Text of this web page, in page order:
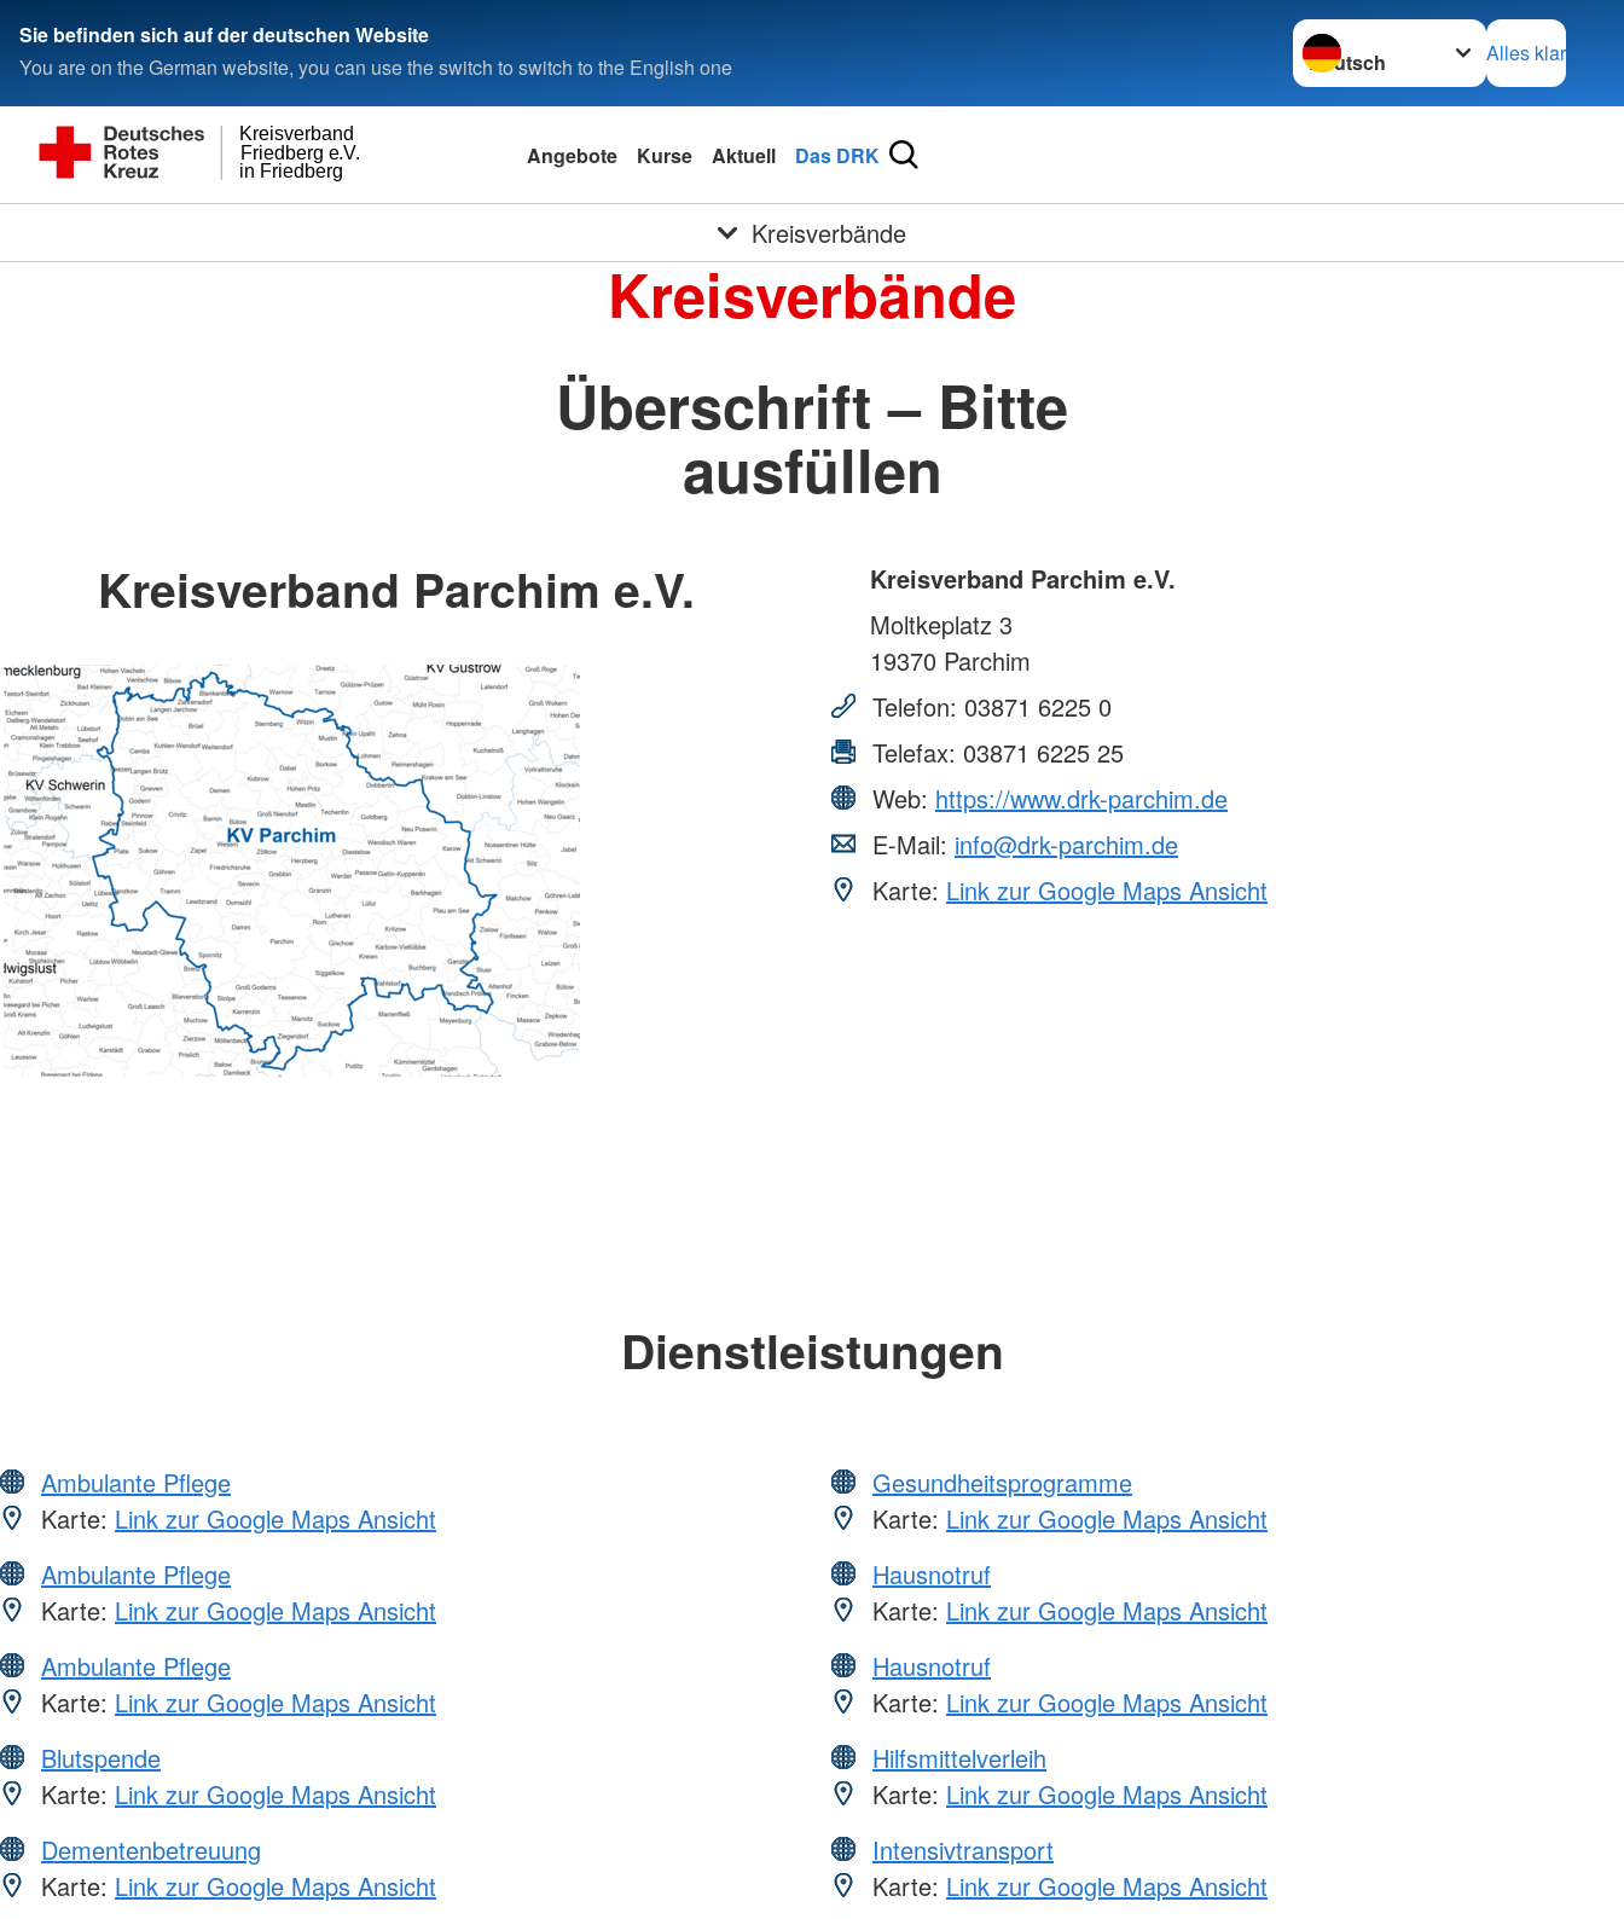
Sie befinden sich auf der deutschen Website
You are on the German website, you can use the switch to switch to the English one
Sprache wechseln zu
Alles klar
in Friedberg
Friedberg e.V.
Kreisverband
Angebote Kurse Aktuell Das DRK
Kreisverbände
Kreisverbände
Überschrift – Bitte
ausfüllen
Kreisverband Parchim e.V.
Kreisverband Parchim e.V.
Moltkeplatz 3
19370 Parchim
Telefon: 03871 6225 0
Telefax: 03871 6225 25
Web: https://www.drk-parchim.de
E-Mail: info@drk-parchim.de
Karte: Link zur Google Maps Ansicht
Dienstleistungen
Ambulante Pflege
Karte: Link zur Google Maps Ansicht
Ambulante Pflege
Karte: Link zur Google Maps Ansicht
Ambulante Pflege
Karte: Link zur Google Maps Ansicht
Blutspende
Karte: Link zur Google Maps Ansicht
Dementenbetreuung
Karte: Link zur Google Maps Ansicht
Gesundheitsprogramme
Karte: Link zur Google Maps Ansicht
Hausnotruf
Karte: Link zur Google Maps Ansicht
Hausnotruf
Karte: Link zur Google Maps Ansicht
Hilfsmittelverleih
Karte: Link zur Google Maps Ansicht
Intensivtransport
Karte: Link zur Google Maps Ansicht